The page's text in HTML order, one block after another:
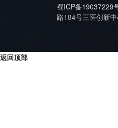
蜀ICP备19037229
路184号三医创新
返回顶部